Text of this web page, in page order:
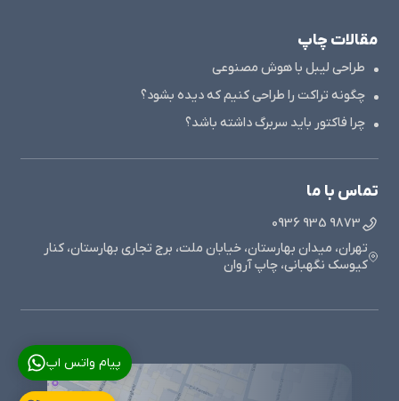
پیام واتس اپ
مقالات چاپ
طراحی لیبل با هوش مصنوعی
چگونه تراکت را طراحی کنیم که دیده بشود؟
چرا فاکتور باید سربرگ داشته باشد؟
تماس با ما
9873 935 0936
تهران، میدان بهارستان، خیابان ملت، برج تجاری بهارستان، کنار
کیوسک نگهبانی، چاپ آروان